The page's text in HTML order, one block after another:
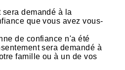
sera demandé à la
que vous avez vous-
de confiance n'a été
sera demandé à
famille ou à un de vos